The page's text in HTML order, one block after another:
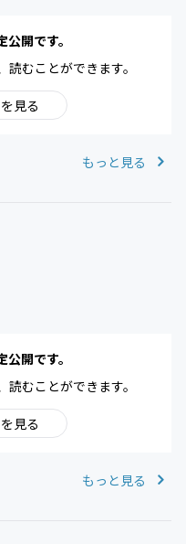
開です。
むことができます。
見る
もっと見る
開です。
むことができます。
見る
もっと見る